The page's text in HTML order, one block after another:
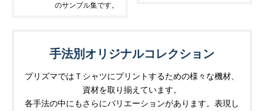
のサンプル集です。
手法別オリジナルコレクション
プリズマではＴシャツにプリントするための様々な機材、
資材を取り揃えています。
各手法の中にもさらにバリエーションがあります。表現し